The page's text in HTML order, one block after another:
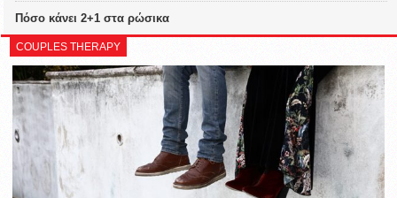
Πόσο κάνει 2+1 στα ρώσικα
COUPLES THERAPY